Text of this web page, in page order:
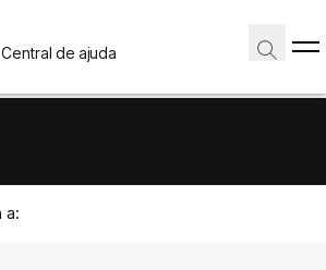
Central de ajuda
a: